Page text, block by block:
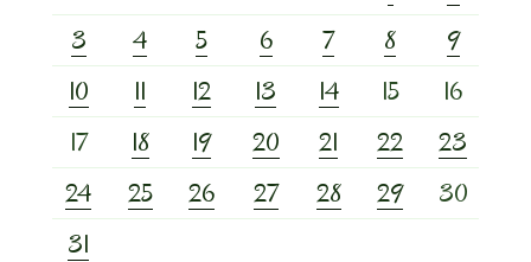
3
4 5 6 7 8
9
10
11 12 13 14 15
16
17
18 19 20 21 22
23
24
25 26 27 28 29
30
31